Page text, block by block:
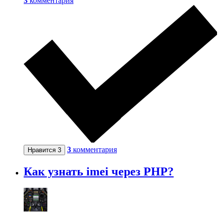
Нравится 3 3 комментария
Как узнать imei через PHP?